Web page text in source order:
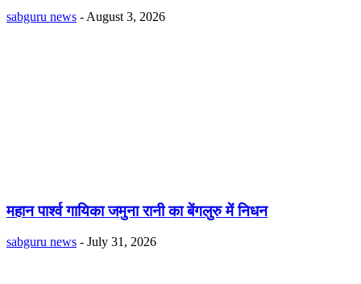
sabguru news - August 3, 2026
महान पार्श्व गायिका जमुना रानी का बेंगलुरु में निधन
sabguru news - July 31, 2026